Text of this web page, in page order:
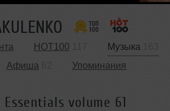
HOT100 Музыка
Афиша
Упоминания
volume 61